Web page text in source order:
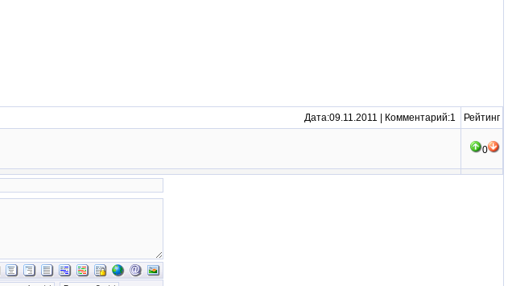
Дата:09.11.2011 | Комментарий:1 Рейтинг
0